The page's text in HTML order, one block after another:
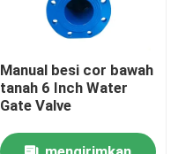
Manual besi cor bawah
tanah 6 Inch Water
Gate Valve